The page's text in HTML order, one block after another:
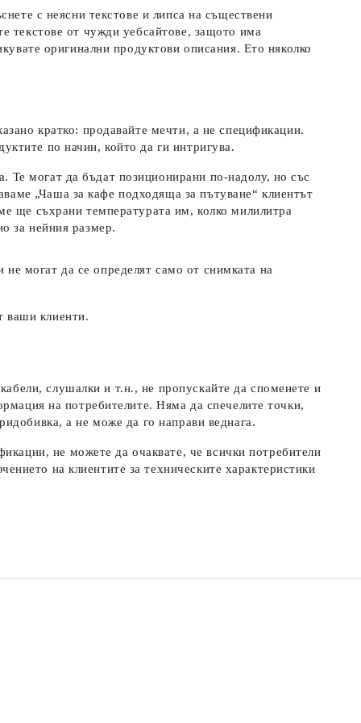
с неясни текстове и липса на съществени
текстове от чужди уебсайтове, защото има
оригинални продуктови описания. Ето няколко
кратко: продавайте мечти, а не спецификации.
по начин, който да ги интригува.
Те могат да бъдат позиционирани по-надолу, но със
„Чаша за кафе подходяща за пътуване“ клиентът
ще съхрани температурата им, колко милилитра
за нейния размер.
могат да се определят само от снимката на
ваши клиенти.
слушалки и т.н., не пропускайте да споменете и
на потребителите. Няма да спечелите точки,
а не може да го направи веднага.
не можете да очаквате, че всички потребители
на клиентите за техническите характеристики